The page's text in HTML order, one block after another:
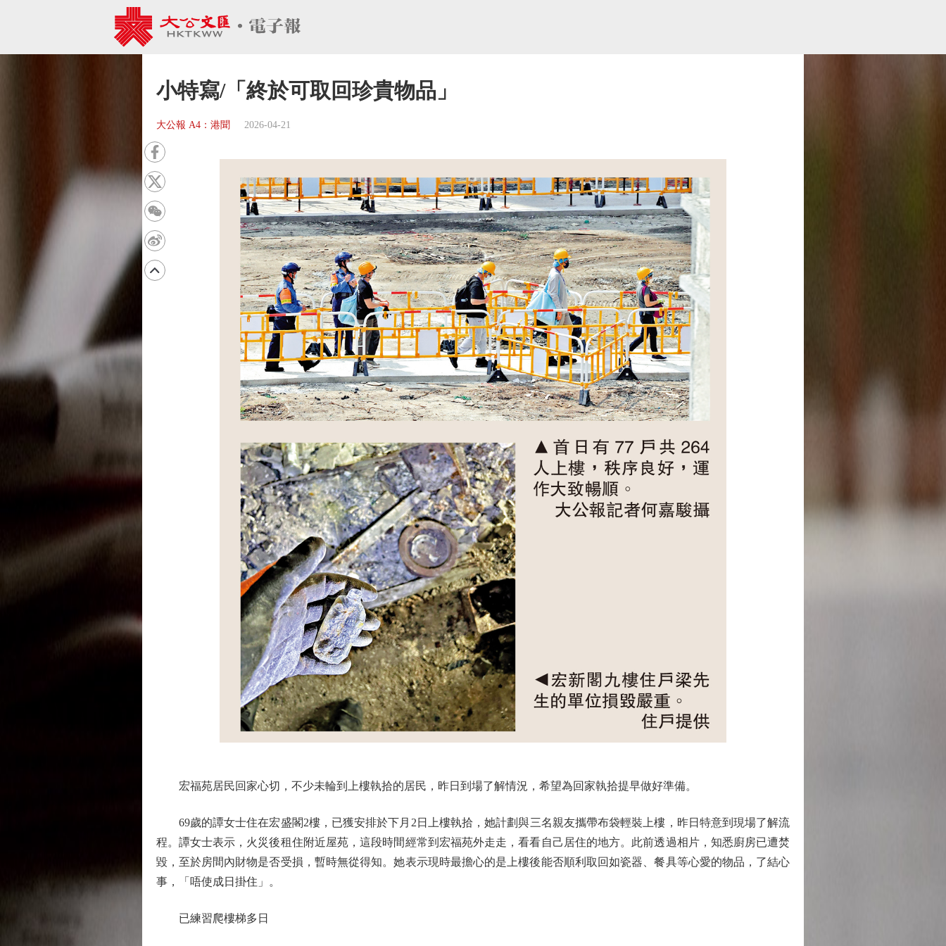
小特寫/「終於可取回珍貴物品」
大公報 A4：港聞 2026-04-21
宏福苑居民回家心切，不少未輪到上樓執拾的居民，昨日到場了解情況，希望為回家執拾提早做好準備。
69歲的譚女士住在宏盛閣2樓，已獲安排於下月2日上樓執拾，她計劃與三名親友攜帶布袋輕裝上樓，昨日特意到現場了解流
程。譚女士表示，火災後租住附近屋苑，這段時間經常到宏福苑外走走，看看自己居住的地方。此前透過相片，知悉廚房已遭焚
毀，至於房間內財物是否受損，暫時無從得知。她表示現時最擔心的是上樓後能否順利取回如瓷器、餐具等心愛的物品，了結心
事，「唔使成日掛住」。
已練習爬樓梯多日